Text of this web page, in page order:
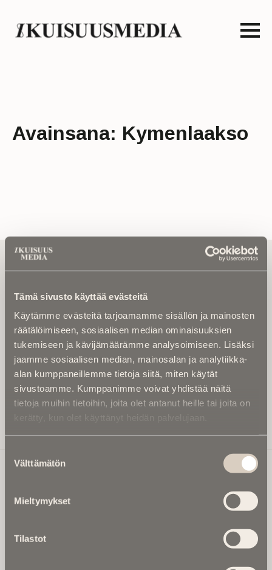
Tämä sivusto käyttää evästeitä
Käytämme evästeitä tarjoamamme sisällön ja mainosten
räätälöimiseen, sosiaalisen median ominaisuuksien
tukemiseen ja kävijämäärämme analysoimiseen. Lisäksi
jaamme sosiaalisen median, mainosalan ja analytiikka-
alan kumppaneillemme tietoja siitä, miten käytät
sivustoamme. Kumppanimme voivat yhdistää näitä
tietoja muihin tietoihin, joita olet antanut heille tai joita on
kerätty, kun olet käyttänyt heidän palvelujaan.
valinta
Välttämätön
Mieltymykset
Tilastot
Avainsana: Kymenlaakso
Tilaa uutiskirje - Pääset heti parhaiden
artikkelien pariin!
Kirjoita alle sähköpostiosoitteesi niin saat kaksi kertaa
etteivät kiinnostavat artikkelit jää huomaamatta.
Uutiskirje on maksuton eikä se velvoita mihinkään.
Kirjoita tähän sähköpostiosoite, johon haluat uutiskirjeen
tulevan:
Tilaa Uutiskirje
Ikuisuusmedia
valtakunnallinen mediabrändi. Julkaisemme uusimmat
kuolinuutiset ja kuolintiedot.